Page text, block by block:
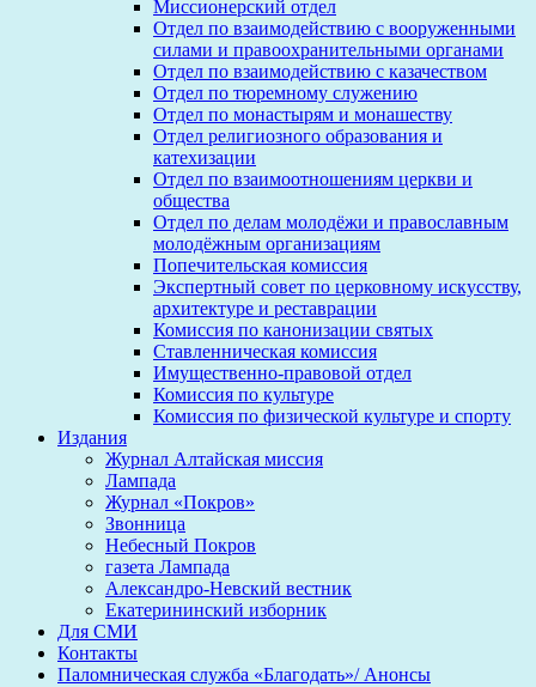
Миссионерский отдел
Отдел по взаимодействию с вооруженными
силами и правоохранительными органами
Отдел по взаимодействию с казачеством
Отдел по тюремному служению
Отдел по монастырям и монашеству
Отдел религиозного образования и
катехизации
Отдел по взаимоотношениям церкви и
общества
Отдел по делам молодёжи и православным
молодёжным организациям
Попечительская комиссия
Экспертный совет по церковному искусству,
архитектуре и реставрации
Комиссия по канонизации святых
Ставленническая комиссия
Имущественно-правовой отдел
Комиссия по культуре
Комиссия по физической культуре и спорту
Издания
Журнал Алтайская миссия
Лампада
Журнал «Покров»
Звонница
Небесный Покров
газета Лампада
Александро-Невский вестник
Екатерининский изборник
Для СМИ
Контакты
Паломническая служба «Благодать»/ Анонсы